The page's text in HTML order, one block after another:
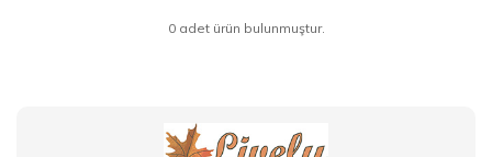
0 adet ürün bulunmuştur.